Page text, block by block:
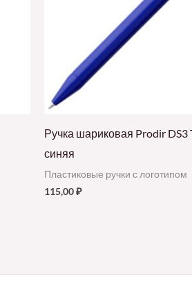
Ручка шариковая Prodir DS3
синяя
Пластиковые ручки с логотипом
115,00₽